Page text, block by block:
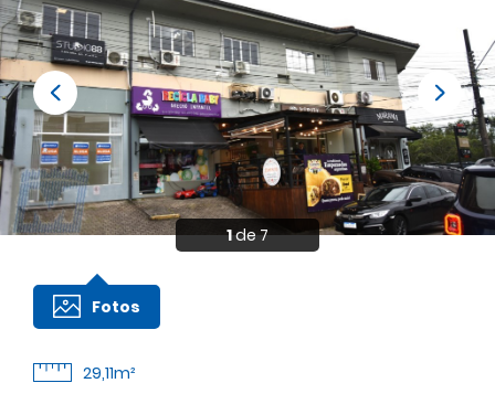
1de 7
Fotos
29,11m²